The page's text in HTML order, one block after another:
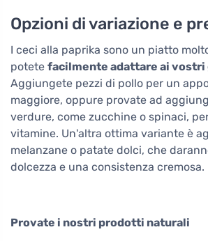
Opzioni di variazione e
I ceci alla paprika sono un piatto
potete facilmente adattare ai vostri
Aggiungete pezzi di pollo per un
maggiore, oppure provate ad
verdure, come zucchine o spinaci,
vitamine. Un'altra ottima variante è
melanzane o patate dolci, che
dolcezza e una consistenza cremosa.
Provate i nostri prodotti naturali